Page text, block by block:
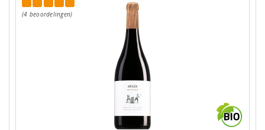
(4 beoordelingen)